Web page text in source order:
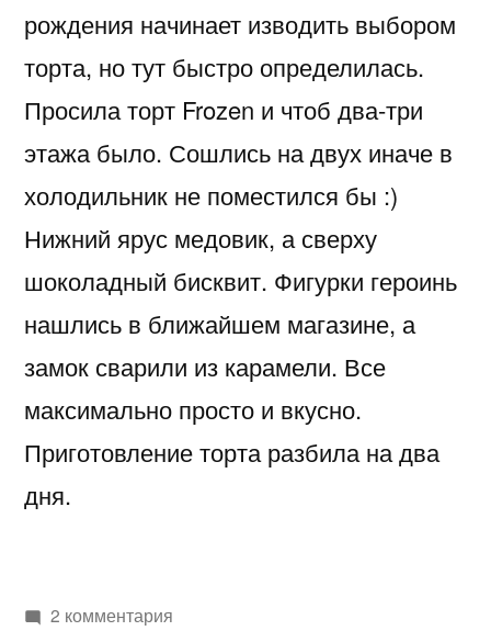
рождения начинает изводить выбором
торта, но тут быстро определилась.
Просила торт Frozen и чтоб два-три
этажа было. Сошлись на двух иначе в
холодильник не поместился бы :)
Нижний ярус медовик, а сверху
шоколадный бисквит. Фигурки героинь
нашлись в ближайшем магазине, а
замок сварили из карамели. Все
максимально просто и вкусно.
Приготовление торта разбила на два
дня.
2 комментарияк